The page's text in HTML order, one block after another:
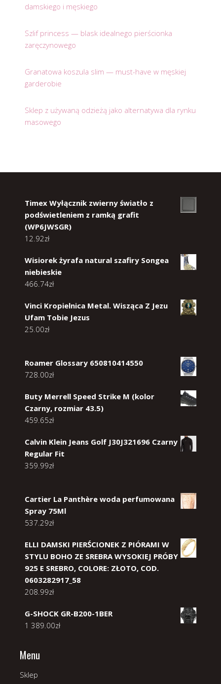
damskiego i męskiego
Szlif princess — blask idealnego pierścionka
zaręczynowego
Granatowa koszula slim — must-have w męskiej
garderobie
Sklep z używaną odzieżą jako alternatywa dla rynku
masowego
Timex Wyłącznik zwierny światło z
podświetleniem z ramką grafit
(WP6JWSGR)
12.92zł
Wisiorek żyrafa natural szafiry Songea
niebieskie
466.74zł
Vinci Kropielnica Metal. Wisząca Z Jezu
Ufam Tobie Jezus
25.00zł
Roamer Glossary 650810414550
728.00zł
Buty Merrell Speed Strike M (kolor
Czarny, rozmiar 43.5)
459.65zł
Calvin Klein Jeans Golf J30J321696 Czarny
Regular Fit
359.99zł
Cartier La Panthère woda perfumowana
Spray 75Ml
537.29zł
ELLI DAMSKI PIERŚCIONEK Z PIÓRAMI W
STYLU BOHO ZE SREBRA WYSOKIEJ PRÓBY
925 E SREBRO, COLORE: ZŁOTO, COD.
0603282917_58
208.99zł
G-SHOCK GR-B200-1BER
1 389.00zł
Menu
Sklep